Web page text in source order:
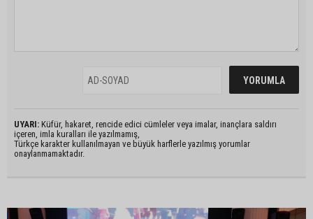
UYARI: Küfür, hakaret, rencide edici cümleler veya imalar, inançlara saldırı
içeren, imla kuralları ile yazılmamış,
Türkçe karakter kullanılmayan ve büyük harflerle yazılmış yorumlar
onaylanmamaktadır.